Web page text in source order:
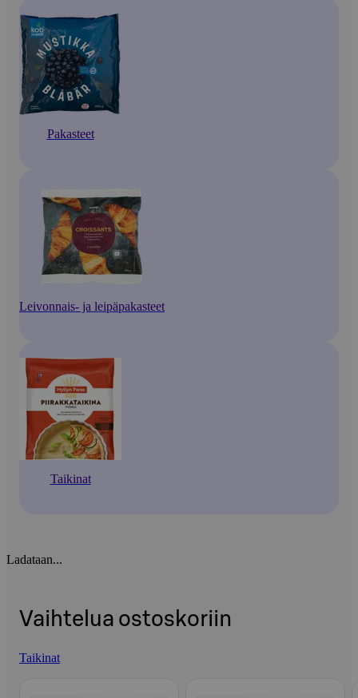
Pakasteet
Leivonnais- ja leipäpakasteet
Taikinat
Ladataan...
Vaihtelua ostoskoriin
Taikinat